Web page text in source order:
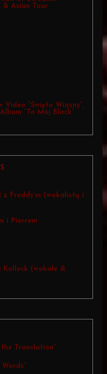
& Asian Tour
Video “Święto Wiosny”,
“To Mój Black”
z Freddy’m (wokalistą i
i Pierrem
Kolleck (wokale &
Translation”